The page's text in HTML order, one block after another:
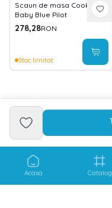
Scaun de masa Cookie,
Baby Blue Pilot
278,28RON
Stoc limitat
Acasa Catalog